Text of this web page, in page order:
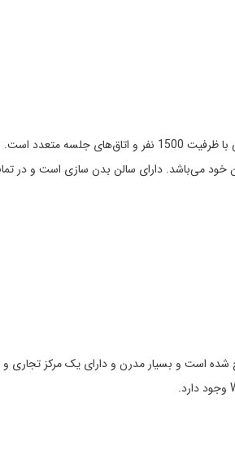
توضیحات: این هتل یکی از بهترین هتل‌های تجاری در مسکو است.